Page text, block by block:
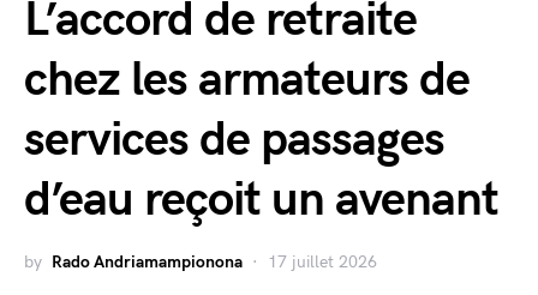
L’accord de retraite
chez les armateurs de
services de passages
d’eau reçoit un avenant
by Rado Andriamampionona 17 juillet 2026